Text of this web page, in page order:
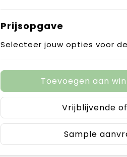
Prijsopgave
Selecteer jouw opties voor
Toevoegen aan
Vrijblijvende
Sample